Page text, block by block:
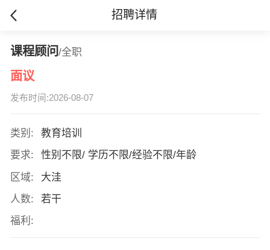
招聘详情
课程顾问/全职
面议
发布时间:2026-08-07
类别:
教育培训
要求:
性别不限/ 学历不限/经验不限/年龄
区域:
大洼
人数:
若干
福利: